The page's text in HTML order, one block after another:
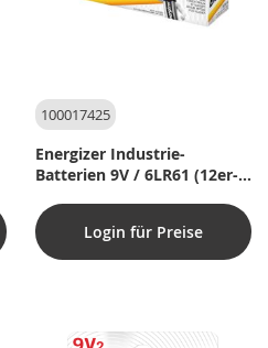
100017425
Energizer Industrie-
Batterien 9V / 6LR61 (12er-
Login für Preise